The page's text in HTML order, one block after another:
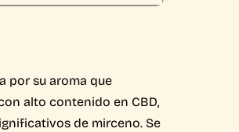
por su aroma que
alto contenido en CBD,
de mirceno. Se